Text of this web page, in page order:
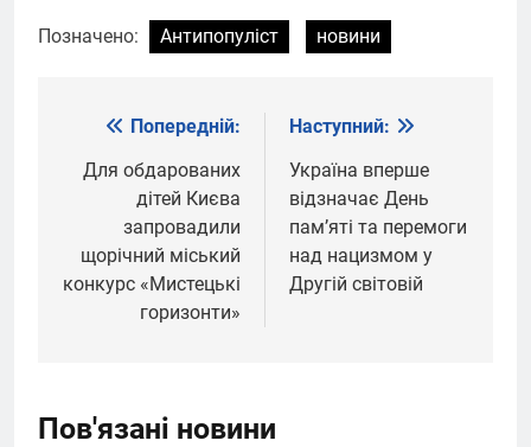
Позначено: Антипопуліст новини
Навігація
записів
Попередній:
Для обдарованих
дітей Києва
запровадили
щорічний міський
конкурс «Мистецькі
горизонти»
Наступний:
Україна вперше
відзначає День
памʼяті та перемоги
над нацизмом у
Другій світовій
Пов'язані новини